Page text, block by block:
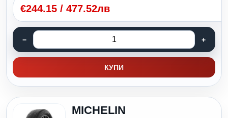
€244.15 / 477.52лв
КУПИ
MICHELIN